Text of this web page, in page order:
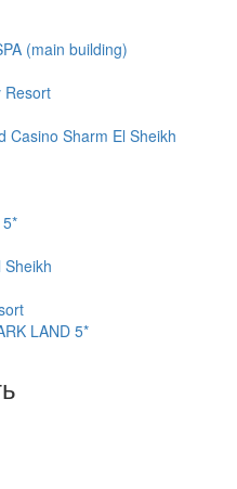
(main building)
Resort
Casino Sharm El Sheikh
LAND 5*